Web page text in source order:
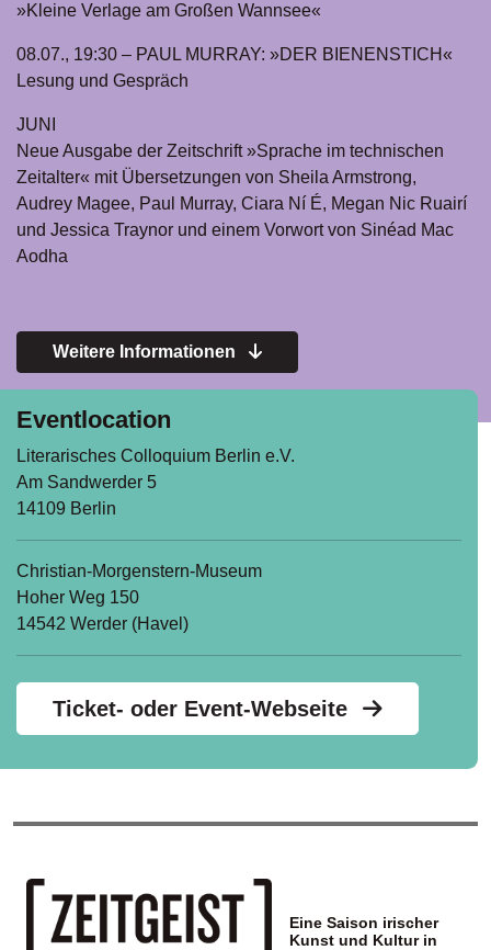
»Kleine Verlage am Großen Wannsee«
08.07., 19:30 – PAUL MURRAY: »DER BIENENSTICH«
Lesung und Gespräch
JUNI
Neue Ausgabe der Zeitschrift »Sprache im technischen
Zeitalter« mit Übersetzungen von Sheila Armstrong,
Audrey Magee, Paul Murray, Ciara Ní É, Megan Nic Ruairí
und Jessica Traynor und einem Vorwort von Sinéad Mac
Aodha
Weitere Informationen
Eventlocation
Literarisches Colloquium Berlin e.V.
Am Sandwerder 5
14109 Berlin
Christian-Morgenstern-Museum
Hoher Weg 150
14542 Werder (Havel)
Ticket- oder Event-Webseite
Eine Saison irischer
Kunst und Kultur in